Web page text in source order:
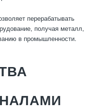
перерабатывать
получая металл,
в промышленности.